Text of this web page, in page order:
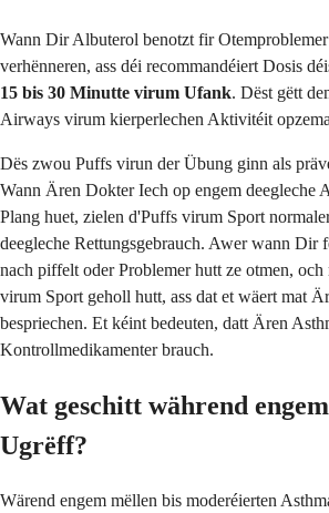
Wann Dir Albuterol benotzt fir
verhënneren, ass déi recommandéiert Dosis
15 bis 30 Minutte virum Ufank. Dëst gëtt
Airways virum kierperlechen Aktivitéit
Dës zwou Puffs virun der Übung ginn als
Wann Ären Dokter Iech op engem deegleche
Plang huet, zielen d'Puffs virum Sport
deegleche Rettungsgebrauch. Awer wann Dir
nach piffelt oder Problemer hutt ze otmen,
virum Sport geholl hutt, ass dat et wäert mat
bespriechen. Et kéint bedeuten, datt Ären
Kontrollmedikamenter brauch.
Wat geschitt während
Ugrëff?
Wärend engem mëllen bis moderéierten